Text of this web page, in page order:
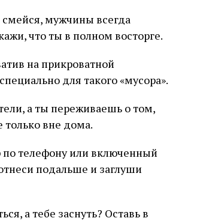
смейся, мужчины всегда
что ты в полном восторге.
на прикроватной
для такого «мусора».
а ты переживаешь о том,
только вне дома.
телефону или включенный
подальше и заглуши
а тебе заснуть? Оставь в